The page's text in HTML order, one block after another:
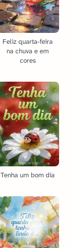
Feliz quarta-feira
na chuva e em
cores
Tenha um bom dia